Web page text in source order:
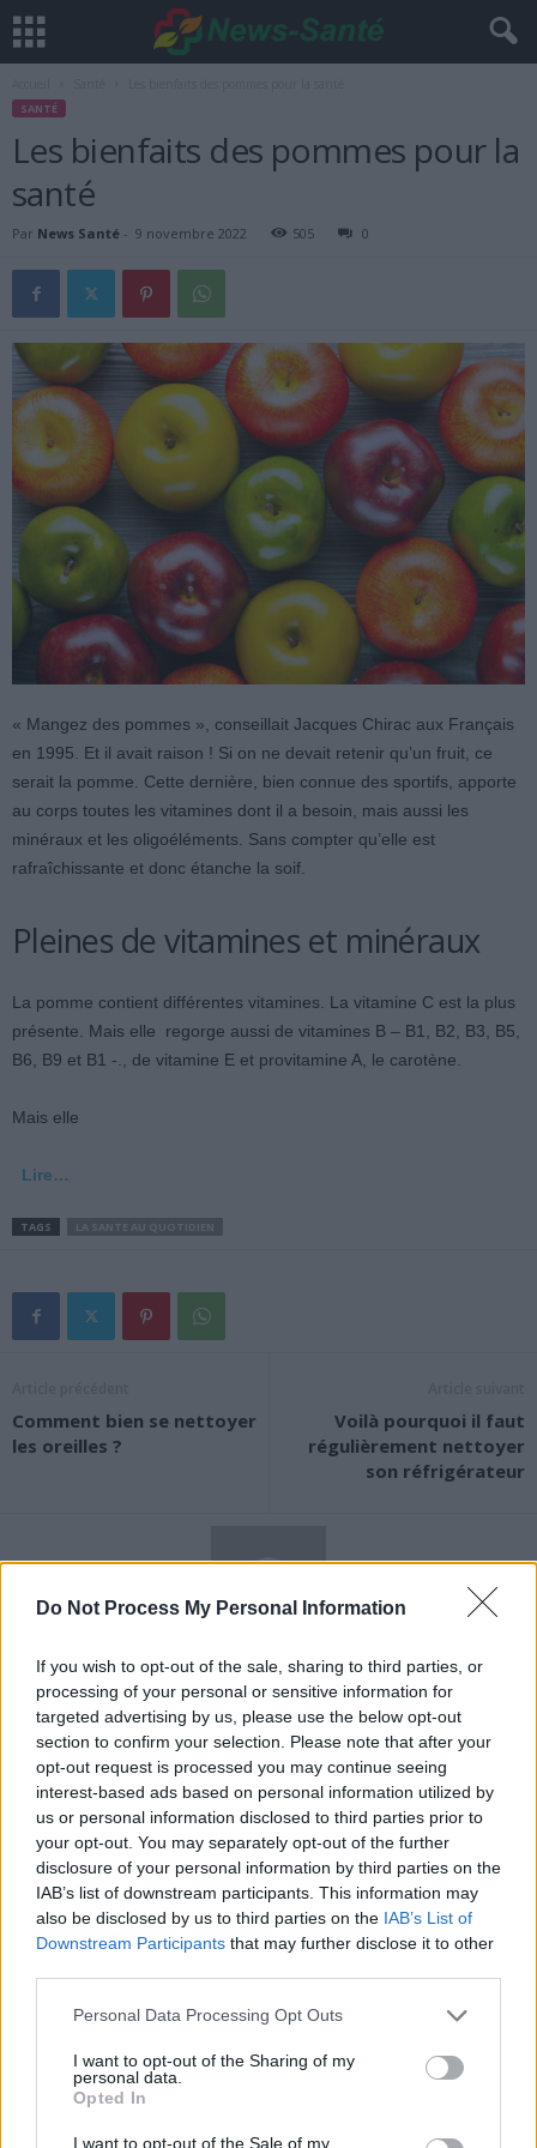
Do Not Process My Personal Information
If you wish to opt-out of the sale, sharing to third parties, or
processing of your personal or sensitive information for
targeted advertising by us, please use the below opt-out
section to confirm your selection. Please note that after your
opt-out request is processed you may continue seeing
interest-based ads based on personal information utilized by
us or personal information disclosed to third parties prior to
your opt-out. You may separately opt-out of the further
disclosure of your personal information by third parties on the
IAB’s list of downstream participants. This information may
also be disclosed by us to third parties on the IAB’s List of
Downstream Participants that may further disclose it to other
Personal Data Processing Opt Outs
I want to opt-out of the Sharing of my
personal data.
Opted In
I want to opt-out of the Sale of my
SANTÉ
Les bienfaits des pommes pour la
santé
Par News Santé - 9 novembre 2022 505 0
« Mangez des pommes », conseillait Jacques Chirac aux Français
en 1995. Et il avait raison ! Si on ne devait retenir qu’un fruit, ce
serait la pomme. Cette dernière, bien connue des sportifs, apporte
au corps toutes les vitamines dont il a besoin, mais aussi les
minéraux et les oligoéléments. Sans compter qu’elle est
rafraîchissante et donc étanche la soif.
Pleines de vitamines et minéraux
La pomme contient différentes vitamines. La vitamine C est la plus
présente. Mais elle regorge aussi de vitamines B – B1, B2, B3, B5,
B6, B9 et B1 -., de vitamine E et provitamine A, le carotène.
Mais elle
Lire…
TAGS
Comment bien se nettoyer
les oreilles ?
Voilà pourquoi il faut
régulièrement nettoyer
son réfrigérateur
News Santé
https://news-sante.fr
ARTICLES CONNEXES PLUS DE L'AUTEUR
Santé
Canicule : les conseils
essentiels des
éviter le danger
Santé
Éclipse du 12 août :
attention à la pénurie de
Santé
Un chewing-gum
révolutionnaire pour
buccal
Populaires